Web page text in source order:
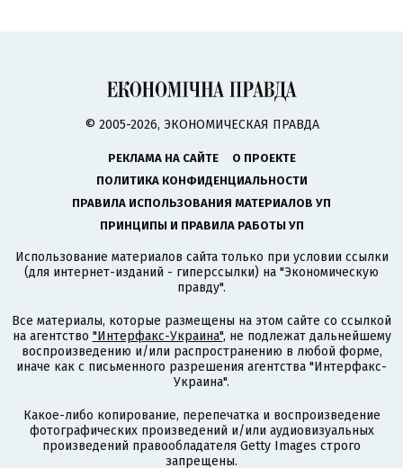
© 2005-2026, ЭКОНОМИЧЕСКАЯ ПРАВДА
РЕКЛАМА НА САЙТЕ
О ПРОЕКТЕ
ПОЛИТИКА КОНФИДЕНЦИАЛЬНОСТИ
ПРАВИЛА ИСПОЛЬЗОВАНИЯ МАТЕРИАЛОВ УП
ПРИНЦИПЫ И ПРАВИЛА РАБОТЫ УП
Использование материалов сайта только при условии ссылки
(для интернет-изданий - гиперссылки) на "Экономическую
правду".
Все материалы, которые размещены на этом сайте со ссылкой
на агентство "Интерфакс-Украина", не подлежат дальнейшему
воспроизведению и/или распространению в любой форме,
иначе как с письменного разрешения агентства "Интерфакс-
Украина".
Какое-либо копирование, перепечатка и воспроизведение
фотографических произведений и/или аудиовизуальных
произведений правообладателя Getty Images строго
запрещены.